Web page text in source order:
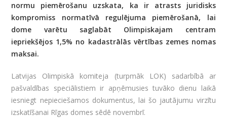
normu piemērošanu uzskata, ka ir atrasts juridisks
kompromiss normatīvā regulējuma piemērošanā, lai
dome varētu saglabāt Olimpiskajam centram
iepriekšējos 1,5% no kadastrālās vērtības zemes nomas
maksai.
Latvijas Olimpiskā komiteja (turpmāk LOK) sadarbībā ar
pašvaldības speciālistiem ir apņēmusies tuvāko dienu laikā
iesniegt nepieciešamos dokumentus, lai šo jautājumu virzītu
izskatīšanai Rīgas domes sēdē novembrī.